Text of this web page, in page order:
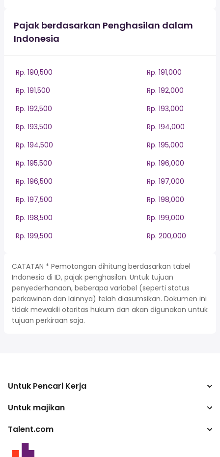
Pajak berdasarkan Penghasilan dalam
Indonesia
Rp. 190,500
Rp. 191,000
Rp. 191,500
Rp. 192,000
Rp. 192,500
Rp. 193,000
Rp. 193,500
Rp. 194,000
Rp. 194,500
Rp. 195,000
Rp. 195,500
Rp. 196,000
Rp. 196,500
Rp. 197,000
Rp. 197,500
Rp. 198,000
Rp. 198,500
Rp. 199,000
Rp. 199,500
Rp. 200,000
CATATAN * Pemotongan dihitung berdasarkan tabel
Indonesia di ID, pajak penghasilan. Untuk tujuan
penyederhanaan, beberapa variabel (seperti status
perkawinan dan lainnya) telah diasumsikan. Dokumen ini
tidak mewakili otoritas hukum dan akan digunakan untuk
tujuan perkiraan saja.
Untuk Pencari Kerja
Mencari pekerjaan
Untuk majikan
Perusahaan
Talent.com
Lebih banyak negara